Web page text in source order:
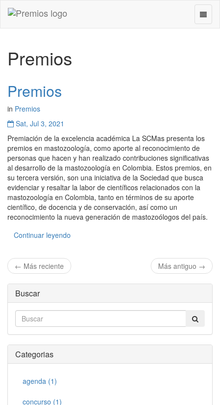
-
a
inicio
Premios
Premios
in Premios
Sat, Jul 3, 2021
Premiación de la excelencia académica La SCMas presenta los
premios en mastozoología, como aporte al reconocimiento de
personas que hacen y han realizado contribuciones significativas
al desarrollo de la mastozoología en Colombia. Estos premios, en
su tercera versión, son una iniciativa de la Sociedad que busca
evidenciar y resaltar la labor de científicos relacionados con la
mastozoología en Colombia, tanto en términos de su aporte
científico, de docencia y de conservación, así como un
reconocimiento la nueva generación de mastozoólogos del país.
Continuar leyendo
← Más reciente Más antiguo →
Buscar
Categorias
agenda (1)
concurso (1)